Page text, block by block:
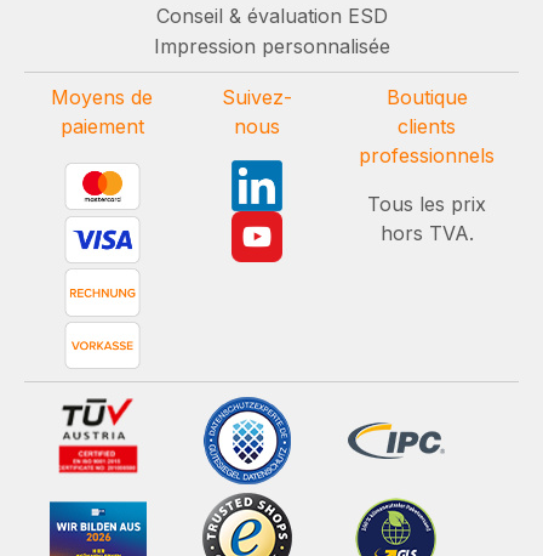
Conseil & évaluation ESD
Impression personnalisée
Moyens de
paiement
Suivez-
nous
Boutique
clients
professionnels
Tous les prix
hors TVA.